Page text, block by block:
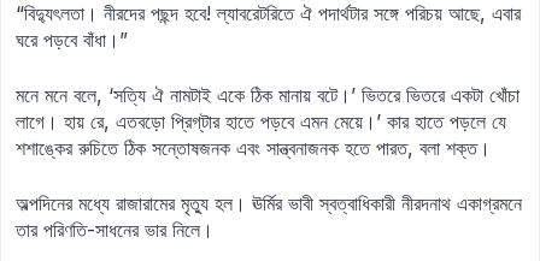
“বিদ্যুৎলতা। নীরদের পছন্দ হবে! ল্যাবরেটরিতে ঐ পদার্থটার সঙ্গে পরিচয় আছে, এবার
ঘরে পড়বে বাঁধা।”
মনে মনে বলে, ‘সত্যি ঐ নামটাই একে ঠিক মানায় বটে।’ ভিতরে ভিতরে একটা খোঁচা
লাগে। হায় রে, এতবড়ো প্রিগ্‌টার হাতে পড়বে এমন মেয়ে।’ কার হাতে পড়লে যে
শশাঙ্কের রুচিতে ঠিক সন্তোষজনক এবং সান্ত্বনাজনক হতে পারত, বলা শক্ত।
অল্পদিনের মধ্যে রাজারামের মৃত্যু হল। ঊর্মির ভাবী স্বত্বাধিকারী নীরদনাথ একাগ্রমনে
তার পরিণতি-সাধনের ভার নিলে।